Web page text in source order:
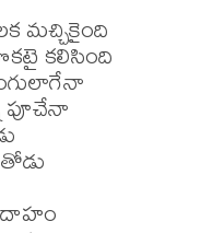
మచ్చికైంది
కలిసింది
పూచేనా